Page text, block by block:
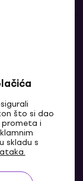
što si dao
prometa i
skladu s